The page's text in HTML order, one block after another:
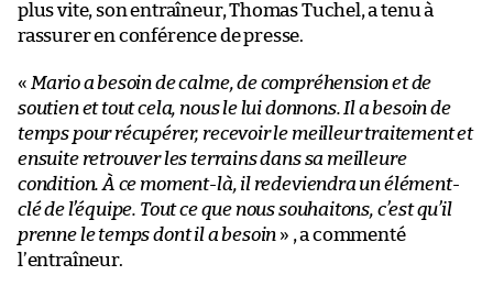
plus vite, son entraîneur, Thomas Tuchel, a tenu à
rassurer en conférence de presse.
« Mario a besoin de calme, de compréhension et de
soutien et tout cela, nous le lui donnons. Il a besoin de
temps pour récupérer, recevoir le meilleur traitement et
ensuite retrouver les terrains dans sa meilleure
condition. À ce moment-là, il redeviendra un élément-
clé de l’équipe. Tout ce que nous souhaitons, c’est qu’il
prenne le temps dont il a besoin » , a commenté
l’entraîneur.